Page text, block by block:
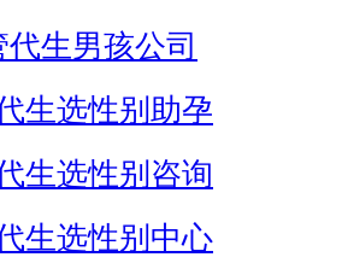
代生男孩公司
生选性别助孕
生选性别咨询
生选性别中心